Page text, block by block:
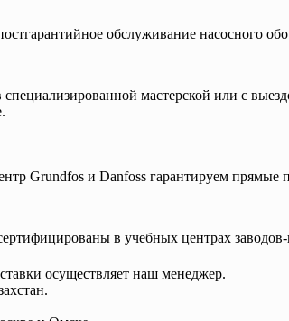
обслуживание насосного
мастерской или с
Grundfos и Danfoss гарантируем прямые
в учебных центрах
осуществляет наш менеджер.
в Казахстан.